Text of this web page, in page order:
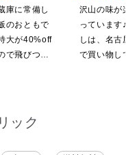
味唐辛子入
庫に常備し
のおともで
大が40%off
で飛びつき
【ポイントキ
施中】【のし
グ・化粧箱詰
沢山の味が楽
っています♪
しは、名古屋
で買い物して
ック